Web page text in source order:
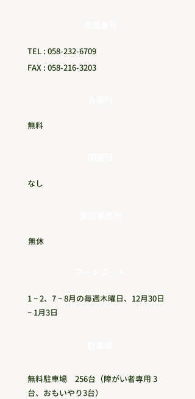
TEL : 058-232-6709
FAX : 058-216-3203
無料
なし
無休
1~2、7~8月の毎週木曜日、12月30日
~ 1月3日
無料駐車場 256台（障がい者専用 3
台、おもいやり3​台）